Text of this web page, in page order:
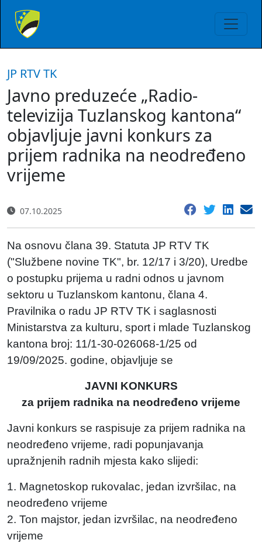
JP RTV TK
Javno preduzeće „Radio-
televizija Tuzlanskog kantona“
objavljuje javni konkurs za
prijem radnika na neodređeno
vrijeme
07.10.2025
Na osnovu člana 39. Statuta JP RTV TK
("Službene novine TK", br. 12/17 i 3/20), Uredbe
o postupku prijema u radni odnos u javnom
sektoru u Tuzlanskom kantonu, člana 4.
Pravilnika o radu JP RTV TK i saglasnosti
Ministarstva za kulturu, sport i mlade Tuzlanskog
kantona broj: 11/1-30-026068-1/25 od
19/09/2025. godine, objavljuje se
JAVNI KONKURS
za prijem radnika na neodređeno vrijeme
Javni konkurs se raspisuje za prijem radnika na
neodređeno vrijeme, radi popunjavanja
upražnjenih radnih mjesta kako slijedi:
1. Magnetoskop rukovalac, jedan izvršilac, na
neodređeno vrijeme
2. Ton majstor, jedan izvršilac, na neodređeno
vrijeme